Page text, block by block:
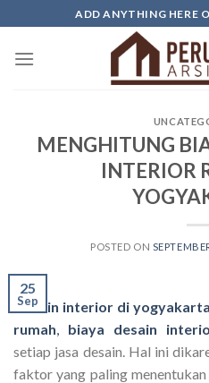
to
content
ADD ANYTHING HERE
MENGHITUNG
INTERIOR
POSTED ON
25
Sep
Desain interior di yogyakarta
rumah
biaya desain
setiap jasa desain. Hal ini
faktor yang paling